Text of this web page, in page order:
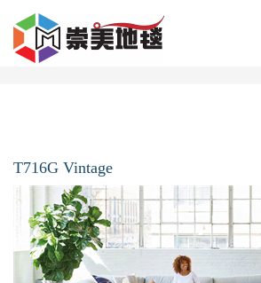
T716G Vintage